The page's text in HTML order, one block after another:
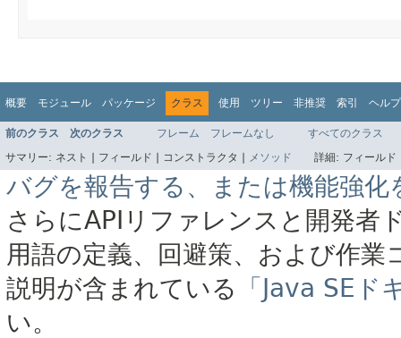
概要 モジュール パッケージ クラス 使用 ツリー 非推奨 索引 ヘルプ
前のクラス 次のクラス フレーム フレームなし
すべてのクラス
サマリー: ネスト | フィールド | コンストラクタ | メソッド 詳細: フィール
バグを報告する、または機能強化
さらにAPIリファレンスと開発者
用語の定義、回避策、および作
説明が含まれている
「Java SE
い。